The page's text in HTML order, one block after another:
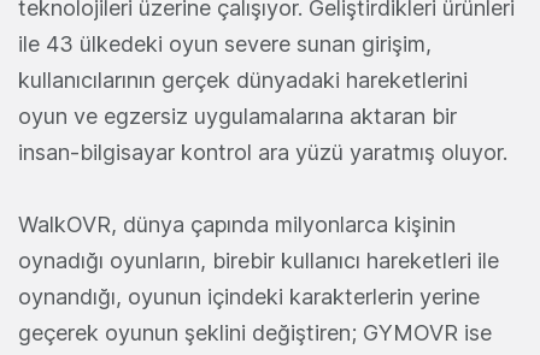
teknolojileri üzerine çalışıyor. Geliştirdikleri ürünleri
ile 43 ülkedeki oyun severe sunan girişim,
kullanıcılarının gerçek dünyadaki hareketlerini
oyun ve egzersiz uygulamalarına aktaran bir
insan-bilgisayar kontrol ara yüzü yaratmış oluyor.
WalkOVR, dünya çapında milyonlarca kişinin
oynadığı oyunların, birebir kullanıcı hareketleri ile
oynandığı, oyunun içindeki karakterlerin yerine
geçerek oyunun şeklini değiştiren; GYMOVR ise